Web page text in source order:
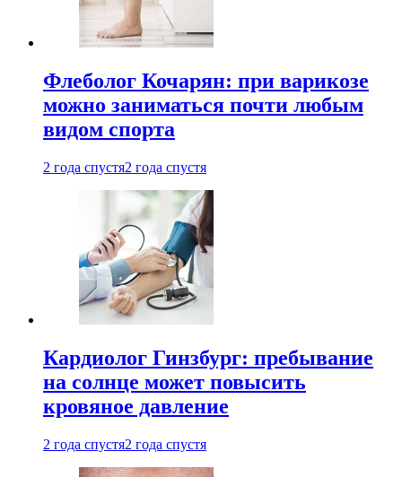
Флеболог Кочарян: при варикозе
можно заниматься почти любым
видом спорта
2 года спустя2 года спустя
Кардиолог Гинзбург: пребывание
на солнце может повысить
кровяное давление
2 года спустя2 года спустя